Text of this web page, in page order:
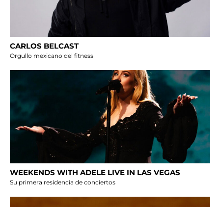
CARLOS BELCAST
Orgullo mexicano del fitness
WEEKENDS WITH ADELE LIVE IN LAS VEGAS
Su primera residencia de conciertos